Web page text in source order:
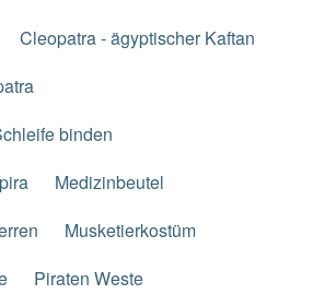
Cleopatra - ägyptischer Kaftan
binden
Medizinbeutel
Musketierkostüm
Piraten Weste